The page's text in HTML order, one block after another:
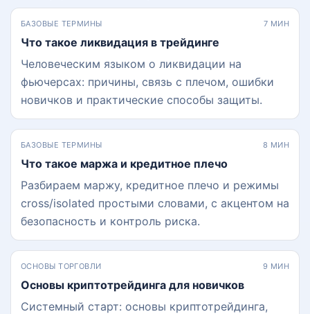
БАЗОВЫЕ ТЕРМИНЫ 7 МИН
Что такое ликвидация в трейдинге
Человеческим языком о ликвидации на
фьючерсах: причины, связь с плечом, ошибки
новичков и практические способы защиты.
БАЗОВЫЕ ТЕРМИНЫ 8 МИН
Что такое маржа и кредитное плечо
Разбираем маржу, кредитное плечо и режимы
cross/isolated простыми словами, с акцентом на
безопасность и контроль риска.
ОСНОВЫ ТОРГОВЛИ 9 МИН
Основы криптотрейдинга для новичков
Системный старт: основы криптотрейдинга,